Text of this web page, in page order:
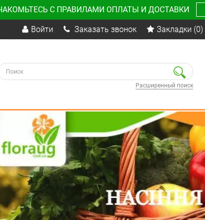
С ПРАВИЛАМИ ОПЛАТЫ И ДОСТАВКИ
Войти Заказать звонок Закладки (0)
Расширенный поиск